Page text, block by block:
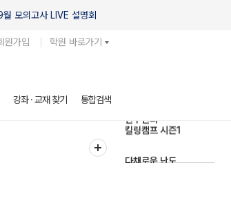
월 모의고사 LIVE 설명회
원가입 학원 바로가기
강좌 · 교재 찾기 통합검색
다채로운 난도